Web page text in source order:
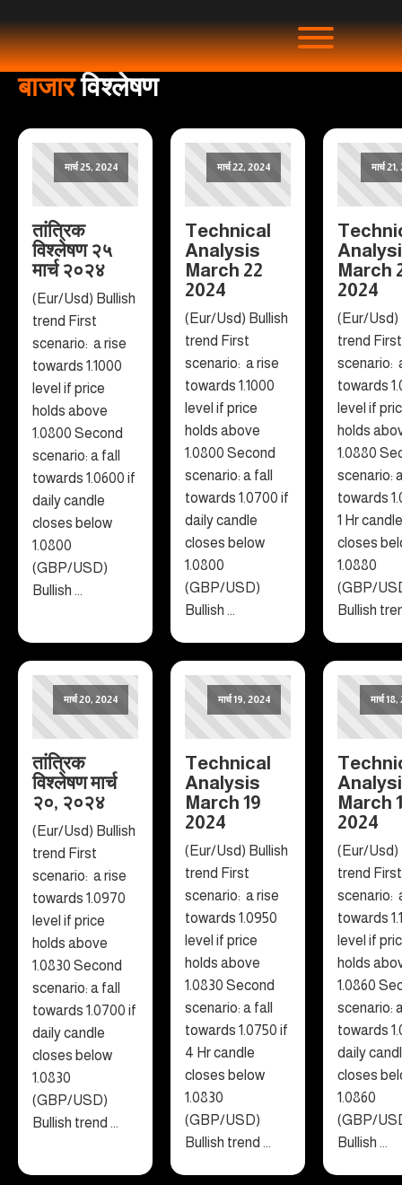
बाजारविश्लेषण
मार्च 25, 2024
तांत्रिक
विश्लेषण २५
मार्च २०२४
(Eur/Usd) Bullish
trend First
scenario: a rise
towards 1.1000
level if price
holds above
1.0800 Second
scenario: a fall
towards 1.0600 if
daily candle
closes below
1.0800
(GBP/USD)
Bullish ...
मार्च 22, 2024
Technical
Analysis
March 22
2024
(Eur/Usd) Bullish
trend First
scenario: a rise
towards 1.1000
level if price
holds above
1.0800 Second
scenario: a fall
towards 1.0700 if
daily candle
closes below
1.0800
(GBP/USD)
Bullish ...
मार्च
March
2024
(Eur/Usd)
trend First
scenario:
towards
level if
holds
1.0880
scenario:
towards
1 Hr candle
closes
1.0880
(GBP/
Bullish
मार्च 20, 2024
तांत्रिक
विश्लेषण मार्च
२०, २०२४
(Eur/Usd) Bullish
trend First
scenario: a rise
towards 1.0970
level if price
holds above
1.0830 Second
scenario: a fall
towards 1.0700 if
daily candle
closes below
1.0830
(GBP/USD)
Bullish trend ...
मार्च 19, 2024
Technical
Analysis
March 19
2024
(Eur/Usd) Bullish
trend First
scenario: a rise
towards 1.0950
level if price
holds above
1.0830 Second
scenario: a fall
towards 1.0750 if
4 Hr candle
closes below
1.0830
(GBP/USD)
Bullish trend ...
मार्च
March
2024
(Eur/Usd)
trend First
scenario:
towards
level if
holds
1.0860
scenario:
towards
daily
closes
1.0860
(GBP/
Bullish ...